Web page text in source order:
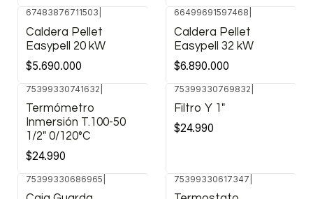
67483876711503
Caldera Pellet
Easypell 20 kW
$5.690.000
66499691597468
Caldera Pellet
Easypell 32 kW
$6.890.000
75399330741632
Termómetro
Inmersión T.100-50
1/2" 0/120°C
$24.990
75399330769832
Filtro Y 1"
$24.990
75399330686965
-44%
75399330617347